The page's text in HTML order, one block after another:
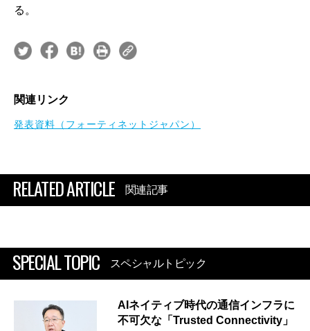
る。
関連リンク
発表資料（フォーティネットジャパン）
RELATED ARTICLE 関連記事
SPECIAL TOPIC スペシャルトピック
AIネイティブ時代の通信インフラに
不可欠な「Trusted Connectivity」